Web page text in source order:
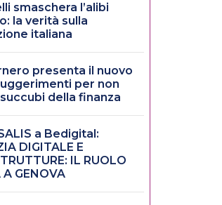
smaschera l’alibi
la verità sulla
italiana
presenta il nuovo
per non
della finanza
a Bedigital:
DIGITALE E
IL RUOLO
A GENOVA